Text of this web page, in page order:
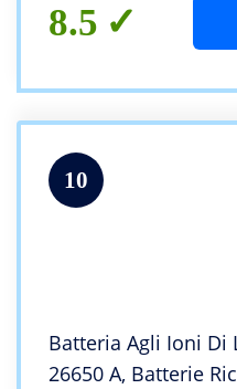
8.5
10
Batteria Agli Ioni Di
26650 A, Batterie